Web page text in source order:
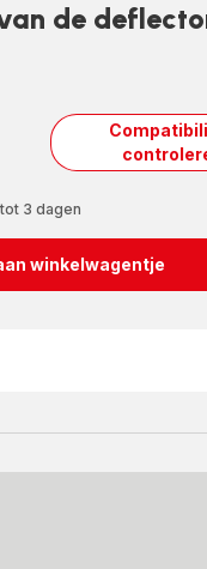
de
3 dagen
winkelwagentje